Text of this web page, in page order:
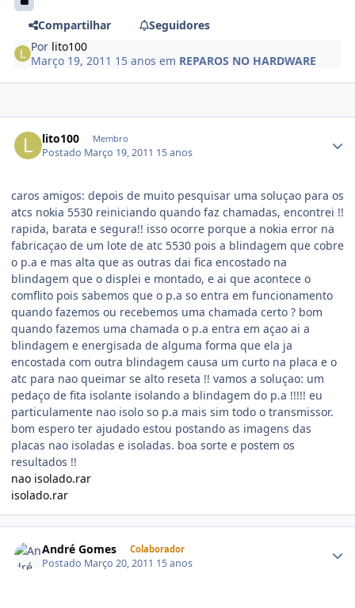
Compartilhar
Seguidores
Por lito100
Março 19, 2011 15 anos em REPAROS NO HARDWARE
lito100 Membro
Postado Março 19, 2011 15 anos
caros amigos: depois de muito pesquisar uma soluçao para os
atcs nokia 5530 reiniciando quando faz chamadas, encontrei !!
rapida, barata e segura!! isso ocorre porque a nokia error na
fabricaçao de um lote de atc 5530 pois a blindagem que cobre
o p.a e mas alta que as outras dai fica encostado na
blindagem que o displei e montado, e ai que acontece o
comflito pois sabemos que o p.a so entra em funcionamento
quando fazemos ou recebemos uma chamada certo ? bom
quando fazemos uma chamada o p.a entra em açao ai a
blindagem e energisada de alguma forma que ela ja
encostada com outra blindagem causa um curto na placa e o
atc para nao queimar se alto reseta !! vamos a soluçao: um
pedaço de fita isolante isolando a blindagem do p.a !!!!! eu
particulamente nao isolo so p.a mais sim todo o transmissor.
bom espero ter ajudado estou postando as imagens das
placas nao isoladas e isoladas. boa sorte e postem os
resultados !!
nao isolado.rar
isolado.rar
André Gomes Colaborador
Postado Março 20, 2011 15 anos